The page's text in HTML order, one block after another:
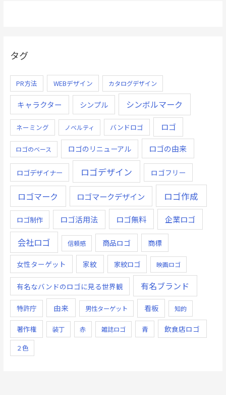
タグ
PR方法 WEBデザイン カタログデザイン
キャラクター シンプル シンボルマーク
ネーミング ノベルティ バンドロゴ ロゴ
ロゴのベース ロゴのリニューアル ロゴの由来
ロゴデザイナー ロゴデザイン ロゴフリー
ロゴマーク ロゴマークデザイン ロゴ作成
ロゴ制作 ロゴ活用法 ロゴ無料 企業ロゴ
会社ロゴ 信頼感 商品ロゴ 商標
女性ターゲット 家紋 家紋ロゴ 映画ロゴ
有名なバンドのロゴに見る世界観 有名ブランド
特許庁 由来 男性ターゲット 看板 知的
著作権 装丁 赤 雑誌ロゴ 青 飲食店ロゴ
２色